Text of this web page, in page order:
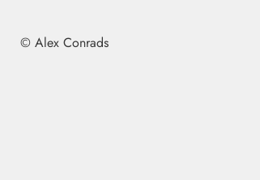
© Alex Conrads